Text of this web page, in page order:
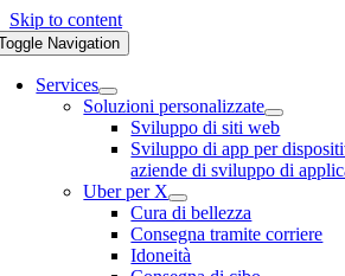
Skip to content
Navigation
Services
Soluzioni personalizzate
Sviluppo di siti web
Sviluppo di app per
aziende di sviluppo di
Uber per X
Cura di bellezza
Consegna tramite corriere
Idoneità